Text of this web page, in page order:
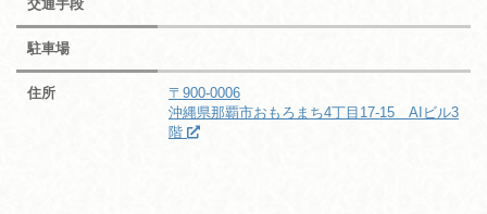
交通手段
駐車場
住所
〒900-0006
沖縄県那覇市おもろまち4丁目17-15 AIビル3
階